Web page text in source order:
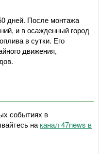
дней. После монтажа
и в осажденный город
в сутки. Его
движения,
событиях в
на канал 47news в